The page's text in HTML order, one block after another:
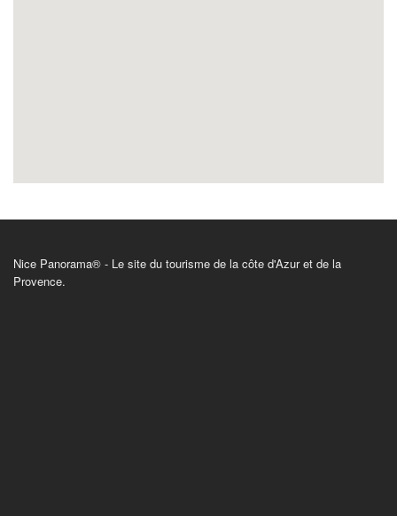
Nice Panorama® - Le site du tourisme de la côte d'Azur et de la
Provence.